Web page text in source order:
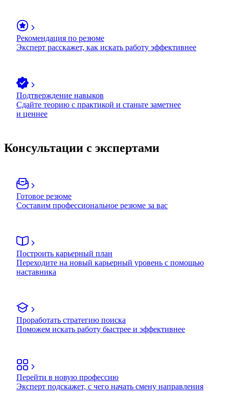
Рекомендация по резюме
Эксперт расскажет, как искать работу эффективнее
Подтверждение навыков
Сдайте теорию с практикой и станьте заметнее
и ценнее
Консультации с экспертами
Готовое резюме
Составим профессиональное резюме за вас
Построить карьерный план
Переходите на новый карьерный уровень с помощью
наставника
Проработать стратегию поиска
Поможем искать работу быстрее и эффективнее
Перейти в новую профессию
Эксперт подскажет, с чего начать смену направления